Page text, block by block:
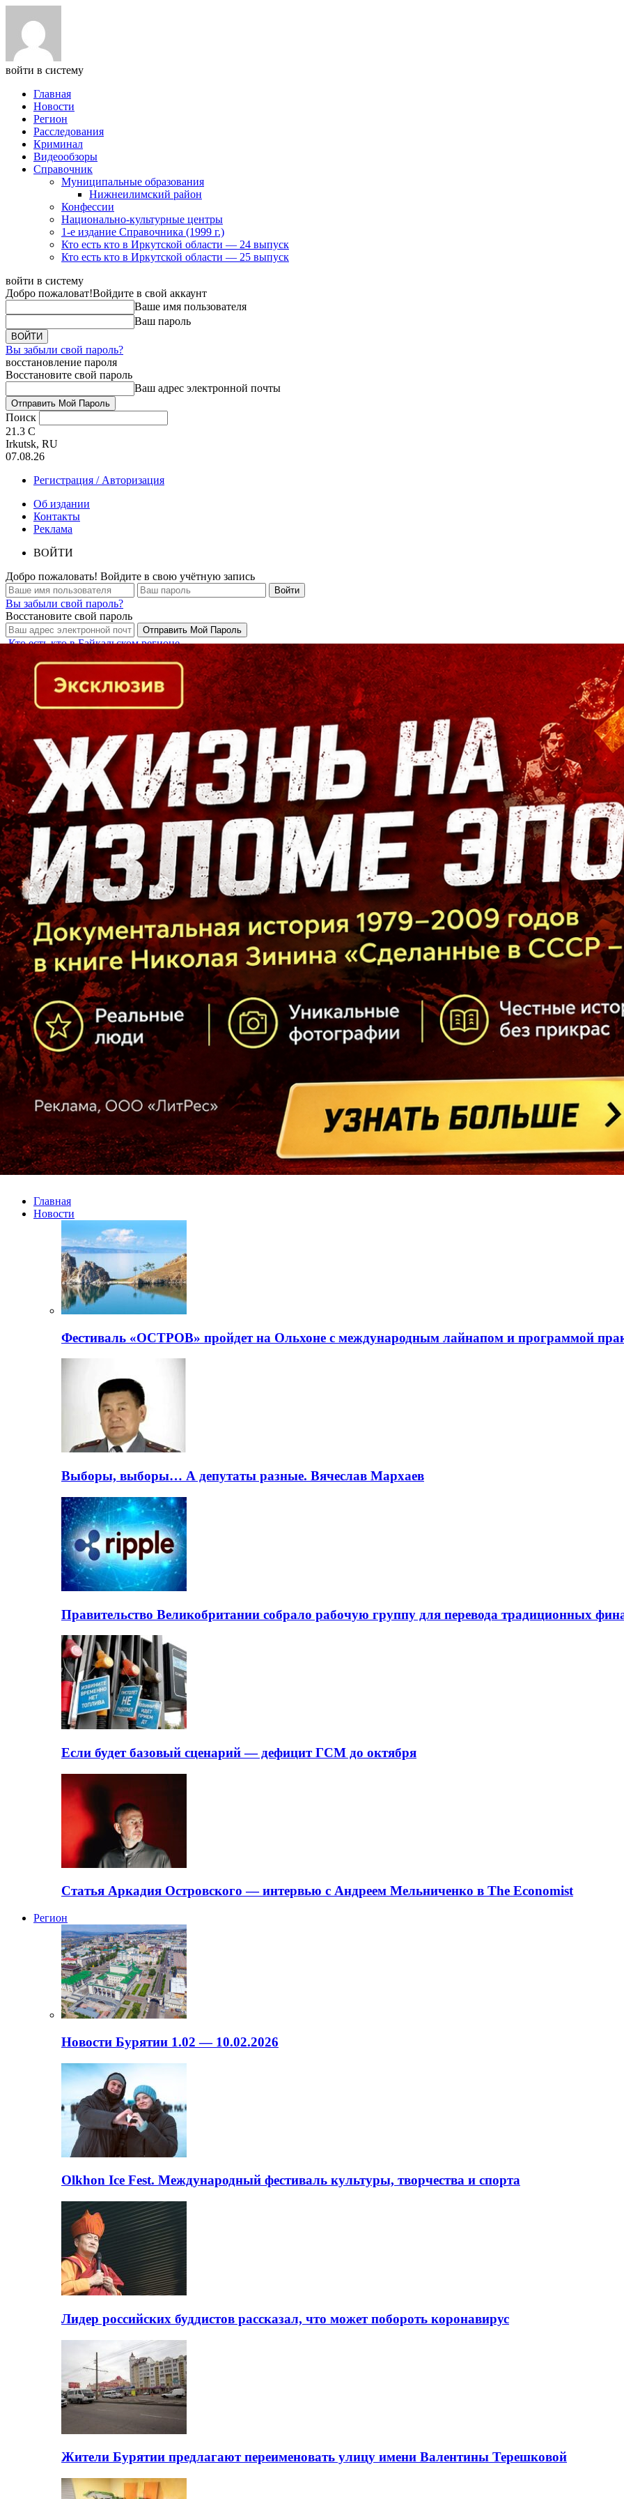
войти в систему
Главная
Новости
Регион
Расследования
Криминал
Видеообзоры
Справочник
Муниципальные образования
Нижнеилимский район
Конфессии
Национально-культурные центры
1-е издание Справочника (1999 г.)
Кто есть кто в Иркутской области — 24 выпуск
Кто есть кто в Иркутской области — 25 выпуск
войти в систему
Добро пожаловат!Войдите в свой аккаунт
Ваше имя пользователя
Ваш пароль
Вы забыли свой пароль?
восстановление пароля
Восстановите свой пароль
Ваш адрес электронной почты
Поиск
21.3 C
Irkutsk, RU
07.08.26
Регистрация / Авторизация
Об издании
Контакты
Реклама
ВОЙТИ
Добро пожаловать! Войдите в свою учётную запись
Вы забыли свой пароль?
Восстановите свой пароль
Кто есть кто в Байкальском регионе
Главная
Новости
Фестиваль «ОСТРОВ» пройдет на Ольхоне с международным лайнапом и программой
Выборы, выборы… А депутаты разные. Вячеслав Мархаев
Правительство Великобритании собрало рабочую группу для перевода традиционных
Если будет базовый сценарий — дефицит ГСМ до октября
Статья Аркадия Островского — интервью с Андреем Мельниченко в The Economist
Регион
Новости Бурятии 1.02 — 10.02.2026
Olkhon Ice Fest. Международный фестиваль культуры, творчества и спорта
Лидер российских буддистов рассказал, что может побороть коронавирус
Жители Бурятии предлагают переименовать улицу имени Валентины Терешковой